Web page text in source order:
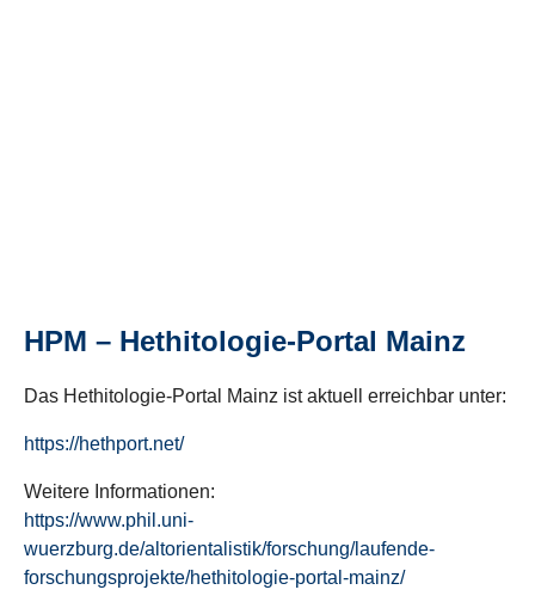
HPM – Hethitologie-Portal Mainz
Das Hethitologie-Portal Mainz ist aktuell erreichbar unter:
https://hethport.net/
Weitere Informationen:
https://www.phil.uni-
wuerzburg.de/altorientalistik/forschung/laufende-
forschungsprojekte/hethitologie-portal-mainz/